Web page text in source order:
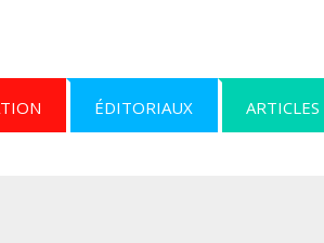
ÉDITORIAUX ARTICLES